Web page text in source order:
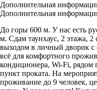
Дополнительная
Дополнительная
До горы 600 м. У нас есть
м. Сдам таунхаус, 2 этажа, 2
выходом в личный дворик с
всё для комфортного
кондиционера, Wi-Fi, рядом
пункт проката. На
проживание до 9 человек,